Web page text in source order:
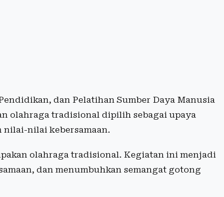
dan Pelatihan Sumber Daya Manusia
olahraga tradisional dipilih sebagai upaya
nilai-nilai kebersamaan.
olahraga tradisional. Kegiatan ini menjadi
dan menumbuhkan semangat gotong